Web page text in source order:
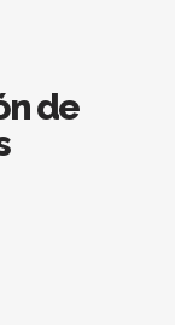
de